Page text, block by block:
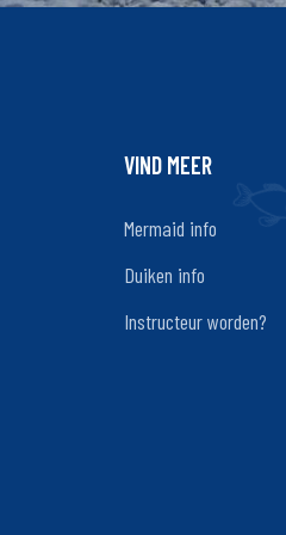
VIND MEER
Mermaid info
Duiken info
Instructeur worden?